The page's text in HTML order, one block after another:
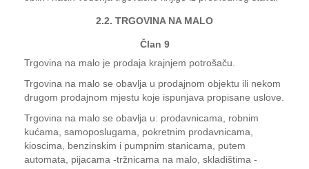
2.2. TRGOVINA NA MALO
Član 9
Trgovina na malo je prodaja krajnjem potrošaču.
Trgovina na malo se obavlja u prodajnom objektu ili nekom
drugom prodajnom mjestu koje ispunjava propisane uslove.
Trgovina na malo se obavlja u: prodavnicama, robnim
kućama, samoposlugama, pokretnim prodavnicama,
kioscima, benzinskim i pumpnim stanicama, putem
automata, pijacama -tržnicama na malo, skladištima -